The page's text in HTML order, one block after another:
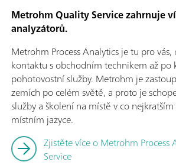
Metrohm Quality Service zahrnuje
analyzátorů.
Metrohm Process Analytics je tu pro
kontaktu s obchodním technikem až po
pohotovostní služby. Metrohm je
zemích po celém světě, a proto je
služby a školení na místě v co nejkratším
místním jazyce.
Zjistěte více o Metrohm Process
Service